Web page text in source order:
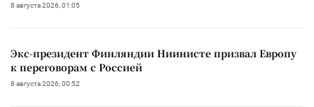
8 августа 2026, 01:05
Экс-президент Финляндии Ниинисте призвал Европу
к переговорам с Россией
8 августа 2026, 00:52